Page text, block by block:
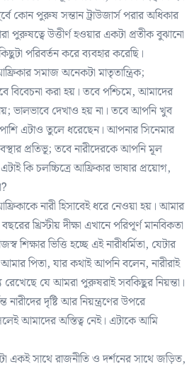
কোন পুরুষ সন্তান ট্রাউজার্স পরার অধিকার
পুরুষত্বে উত্তীর্ণ হওয়ার একটা প্রতীক বুঝানো
পরিবর্তন করে ব্যবহার করেছি।
সমাজ অনেকটা মাতৃতান্ত্রিক;
বিবেচনা করা হয়। তবে পশ্চিমে, আমাদের
ভালভাবে দেখাও হয় না। তবে আপনি খুব
এটাও তুলে ধরেছেন। আপনার সিনেমার
প্রতিভূ; তবে নারীদেরকে আপনি মূল
কি চলচ্চিত্রে আফ্রিকার ভাষার প্রয়োগ,
নারী হিসাবেই ধরে নেওয়া হয়। আমার
খ্রিস্টীয় দীক্ষা এখানে পরিপূর্ণ মানবিকতা
শিক্ষার ভিত্তি হচ্ছে এই নারীধর্মিতা, যেটার
পিতা, যার কথাই আপনি বলেন, নারীরাই
যে আমরা পুরুষরাই সবকিছুর নিয়ন্তা।
দৃষ্টি আর নিয়ন্ত্রণের উপরে
আমাদের অস্তিত্ব নেই। এটাকে আমি
একই সাথে রাজনীতি ও দর্শনের সাথে জড়িত,